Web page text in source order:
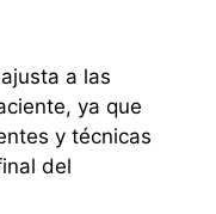
a las
ya que
y técnicas
del